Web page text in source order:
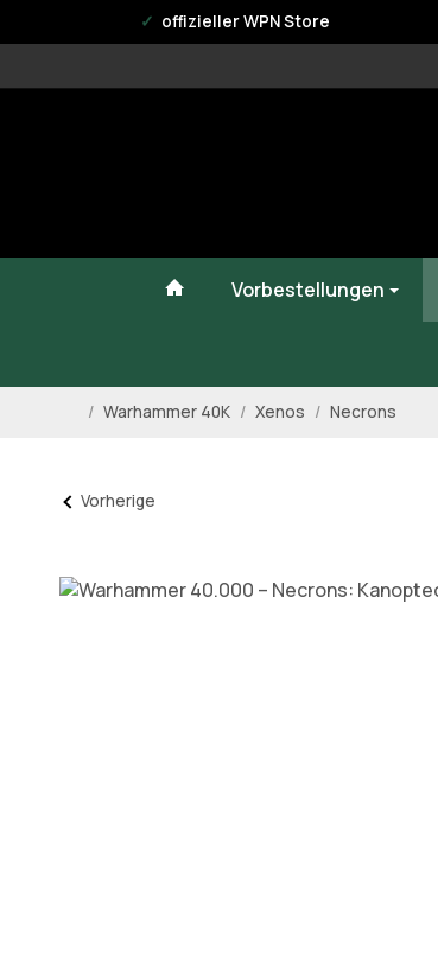
offizieller WPN Store
#custom.linkHome#
Vorbestellungen
/ Warhammer 40K / Xenos / Necrons
Vorherige